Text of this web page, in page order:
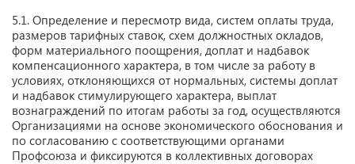
5.1. Определение и пересмотр вида, систем оплаты труда,
размеров тарифных ставок, схем должностных окладов,
форм материального поощрения, доплат и надбавок
компенсационного характера, в том числе за работу в
условиях, отклоняющихся от нормальных, системы доплат
и надбавок стимулирующего характера, выплат
вознаграждений по итогам работы за год, осуществляются
Организациями на основе экономического обоснования и
по согласованию с соответствующими органами
Профсоюза и фиксируются в коллективных договорах